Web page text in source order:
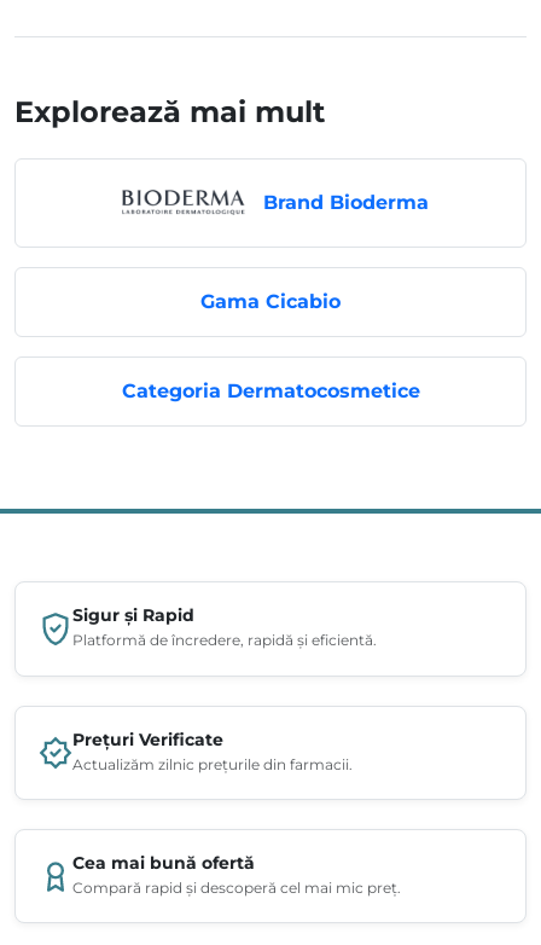
Explorează mai mult
Brand Bioderma
Gama Cicabio
Categoria Dermatocosmetice
Sigur și Rapid
Platformă de încredere, rapidă și eficientă.
Prețuri Verificate
Actualizăm zilnic prețurile din farmacii.
Cea mai bună ofertă
Compară rapid și descoperă cel mai mic preț.